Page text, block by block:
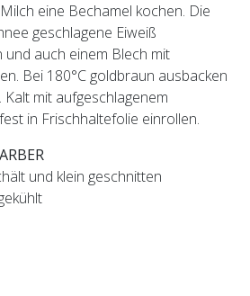
eine Bechamel kochen. Die
geschlagene Eiweiß
und auch einem Blech mit
Bei 180°C goldbraun ausbacken
mit aufgeschlagenem
in Frischhaltefolie einrollen.
und klein geschnitten